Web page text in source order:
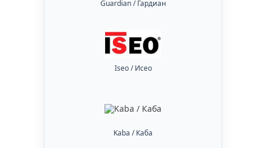
Guardian / Гардиан
Iseo / Исео
Kaba / Каба